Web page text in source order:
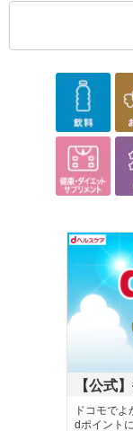
【公式
う！
ドコモで
dポイント